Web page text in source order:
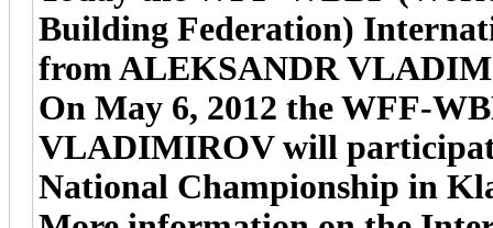
Building Federation)
from ALEKSANDR
On May 6, 2012 the WFF-
VLADIMIROV will
National Championship in